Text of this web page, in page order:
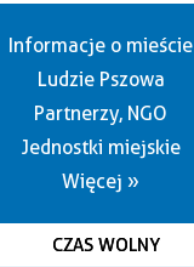
Informacje o mieście
Ludzie Pszowa
Partnerzy, NGO
Jednostki miejskie
Więcej »
CZAS WOLNY